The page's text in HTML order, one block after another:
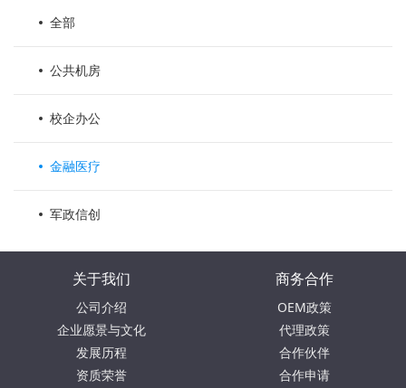
全部
公共机房
校企办公
金融医疗
军政信创
关于我们
公司介绍
企业愿景与文化
发展历程
资质荣誉
商务合作
OEM政策
代理政策
合作伙伴
合作申请